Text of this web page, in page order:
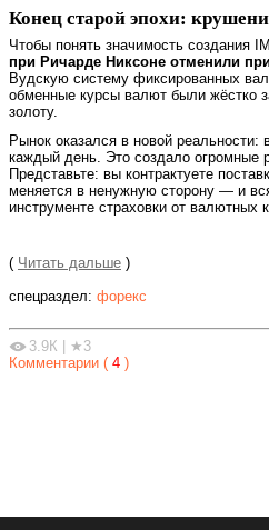
Конец старой эпохи:
Чтобы понять значимость создания
при Ричарде Никсоне отменили
Вудскую систему фиксированных
обменные курсы валют были жёстко
золоту.
Рынок оказался в новой
каждый день. Это создало огромные
Представьте: вы контрактуете
меняется в ненужную сторону — и
инструменте страховки от валютных
( Читать дальше )
спецраздел: форекс
3.9К | ★3
Комментарии ( 4 )